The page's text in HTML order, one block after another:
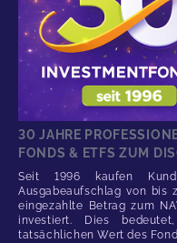
30 JAHRE
FONDS & ETFS ZUM
Seit 1996 kaufen
Ausgabeaufschlag von bis
eingezahlte Betrag zum
investiert. Dies
tatsächlichen Wert des